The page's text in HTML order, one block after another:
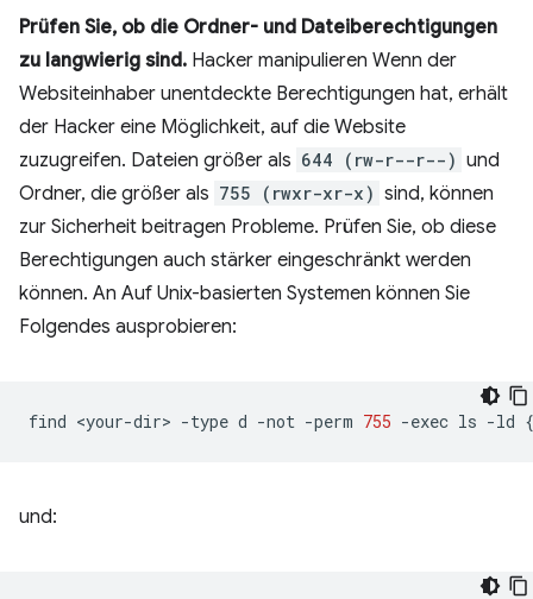
Prüfen Sie, ob die Ordner- und Dateiberechtigungen
zu langwierig sind. Hacker manipulieren Wenn der
Websiteinhaber unentdeckte Berechtigungen hat, erhält
der Hacker eine Möglichkeit, auf die Website
zuzugreifen. Dateien größer als 644 (rw-r--r--) und
Ordner, die größer als 755 (rwxr-xr-x) sind, können
zur Sicherheit beitragen Probleme. Prüfen Sie, ob diese
Berechtigungen auch stärker eingeschränkt werden
können. An Auf Unix-basierten Systemen können Sie
Folgendes ausprobieren:
find <your-dir> -type d -not -perm 755 -exec ls -ld
und: